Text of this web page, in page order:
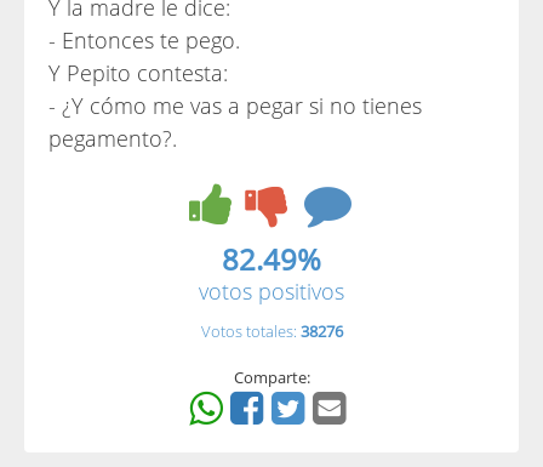
Y la madre le dice:
- Entonces te pego.
Y Pepito contesta:
- ¿Y cómo me vas a pegar si no tienes
pegamento?.
82.49%
votos positivos
Votos totales: 38276
Comparte: